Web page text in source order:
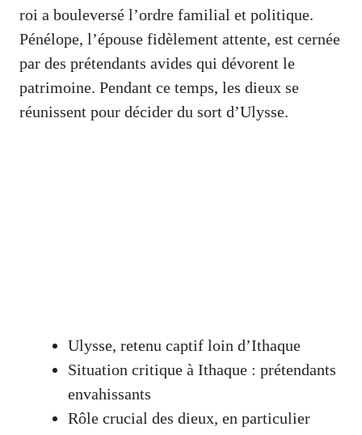
roi a bouleversé l’ordre familial et politique.
Pénélope, l’épouse fidèlement attente, est cernée
par des prétendants avides qui dévorent le
patrimoine. Pendant ce temps, les dieux se
réunissent pour décider du sort d’Ulysse.
Ulysse, retenu captif loin d’Ithaque
Situation critique à Ithaque : prétendants
envahissants
Rôle crucial des dieux, en particulier